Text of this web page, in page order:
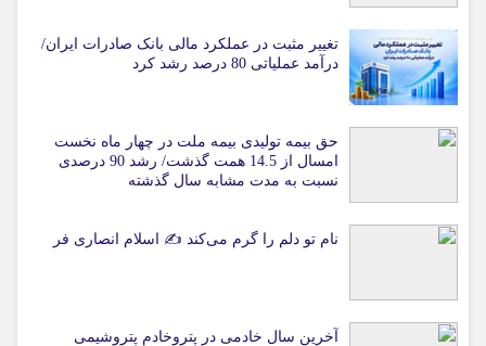
تغییر مثبت در عملکرد مالی بانک صادرات ایران/
درآمد عملیاتی 80 درصد رشد کرد
حق بیمه تولیدی بیمه ملت در چهار ماه نخست
امسال از 14.5 همت گذشت/ رشد 90 درصدی
نسبت به مدت مشابه سال گذشته
نام تو دلم را گرم می‌کند ✍️ اسلام انصاری فر
آخرین سال خادمی در پتروخادم پتروشیمی